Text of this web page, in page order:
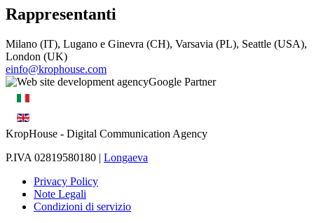
Rappresentanti
Milano (IT), Lugano e Ginevra (CH), Varsavia (PL), Seattle (USA),
London (UK)
einfo@krophouse.com
KropHouse - Digital Communication Agency
P.IVA 02819580180 | Longaeva
Privacy Policy
Note Legali
Condizioni di servizio